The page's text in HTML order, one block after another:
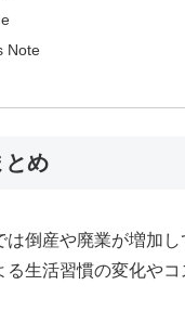
Note
とめ
は倒産や廃業が増加
る生活習慣の変化や